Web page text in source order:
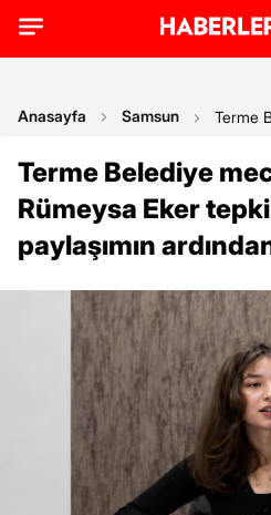
Anasayfa Samsun Terme
Terme Belediye
Rümeysa Eker
paylaşımın